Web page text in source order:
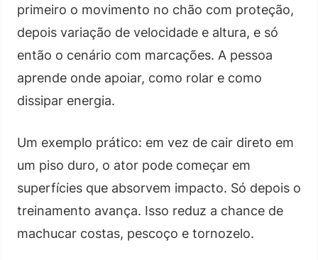
primeiro o movimento no chão com proteção,
depois variação de velocidade e altura, e só
então o cenário com marcações. A pessoa
aprende onde apoiar, como rolar e como
dissipar energia.
Um exemplo prático: em vez de cair direto em
um piso duro, o ator pode começar em
superfícies que absorvem impacto. Só depois o
treinamento avança. Isso reduz a chance de
machucar costas, pescoço e tornozelo.